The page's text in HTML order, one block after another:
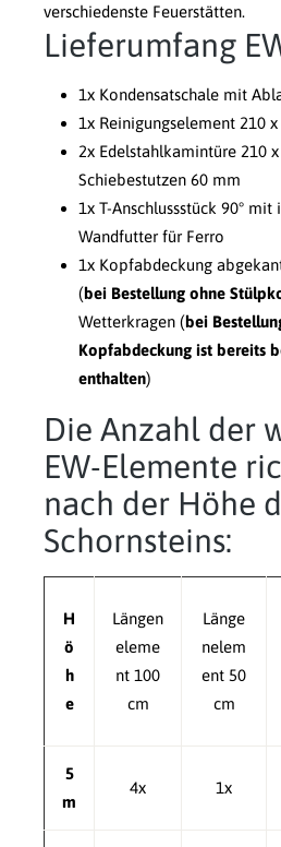
verschiedenste Feuerstätten.
Lieferumfang
1x Kondensatschale mit
1x Reinigungselement 210
2x Edelstahlkamintüre 210
Schiebestutzen 60 mm
1x T-Anschlussstück 90°
Wandfutter für Ferro
1x Kopfabdeckung
(bei Bestellung ohne
Wetterkragen (bei
Kopfabdeckung ist bereits
enthalten)
Die Anzahl der
EW-Elemente
nach der Höhe
Schornsteins:
H
ö
h
e
Längen
eleme
nt 100
cm
Länge
nelem
ent 50
cm
5
m
4x 1x